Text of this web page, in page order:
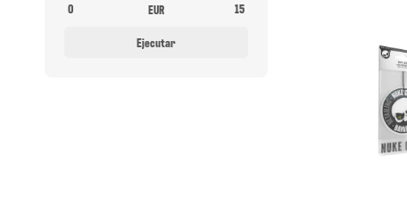
EUR
Ejecutar